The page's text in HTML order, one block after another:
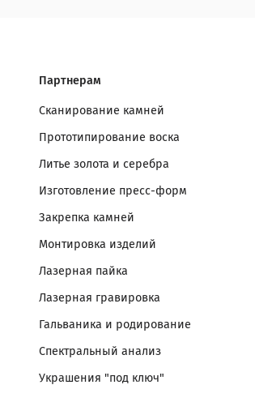
Партнерам
Сканирование камней
Прототипирование воска
Литье золота и серебра
Изготовление пресс-форм
Закрепка камней
Монтировка изделий
Лазерная пайка
Лазерная гравировка
Гальваника и родирование
Спектральный анализ
Украшения "под ключ"